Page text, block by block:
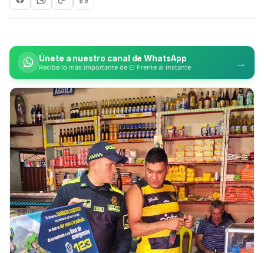
Únete a nuestro canal de WhatsApp
Recibe lo más importante de El Frente al instante →